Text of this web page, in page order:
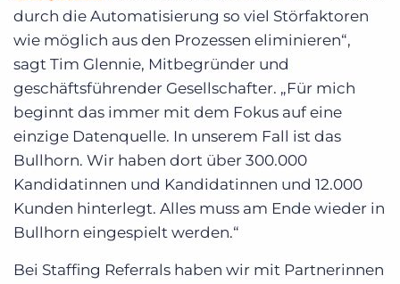
durch die Automatisierung so viel Störfaktoren
wie möglich aus den Prozessen eliminieren“,
sagt Tim Glennie, Mitbegründer und
geschäftsführender Gesellschafter. „Für mich
beginnt das immer mit dem Fokus auf eine
einzige Datenquelle. In unserem Fall ist das
Bullhorn. Wir haben dort über 300.000
Kandidatinnen und Kandidatinnen und 12.000
Kunden hinterlegt. Alles muss am Ende wieder in
Bullhorn eingespielt werden.“
Bei Staffing Referrals haben wir mit Partnerinnen